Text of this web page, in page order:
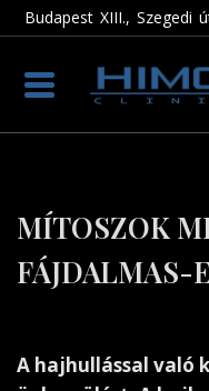
Budapest XIII., Szegedi
Toggle
navigation
MÍTOSZOK
FÁJDALMAS-
A hajhullással való